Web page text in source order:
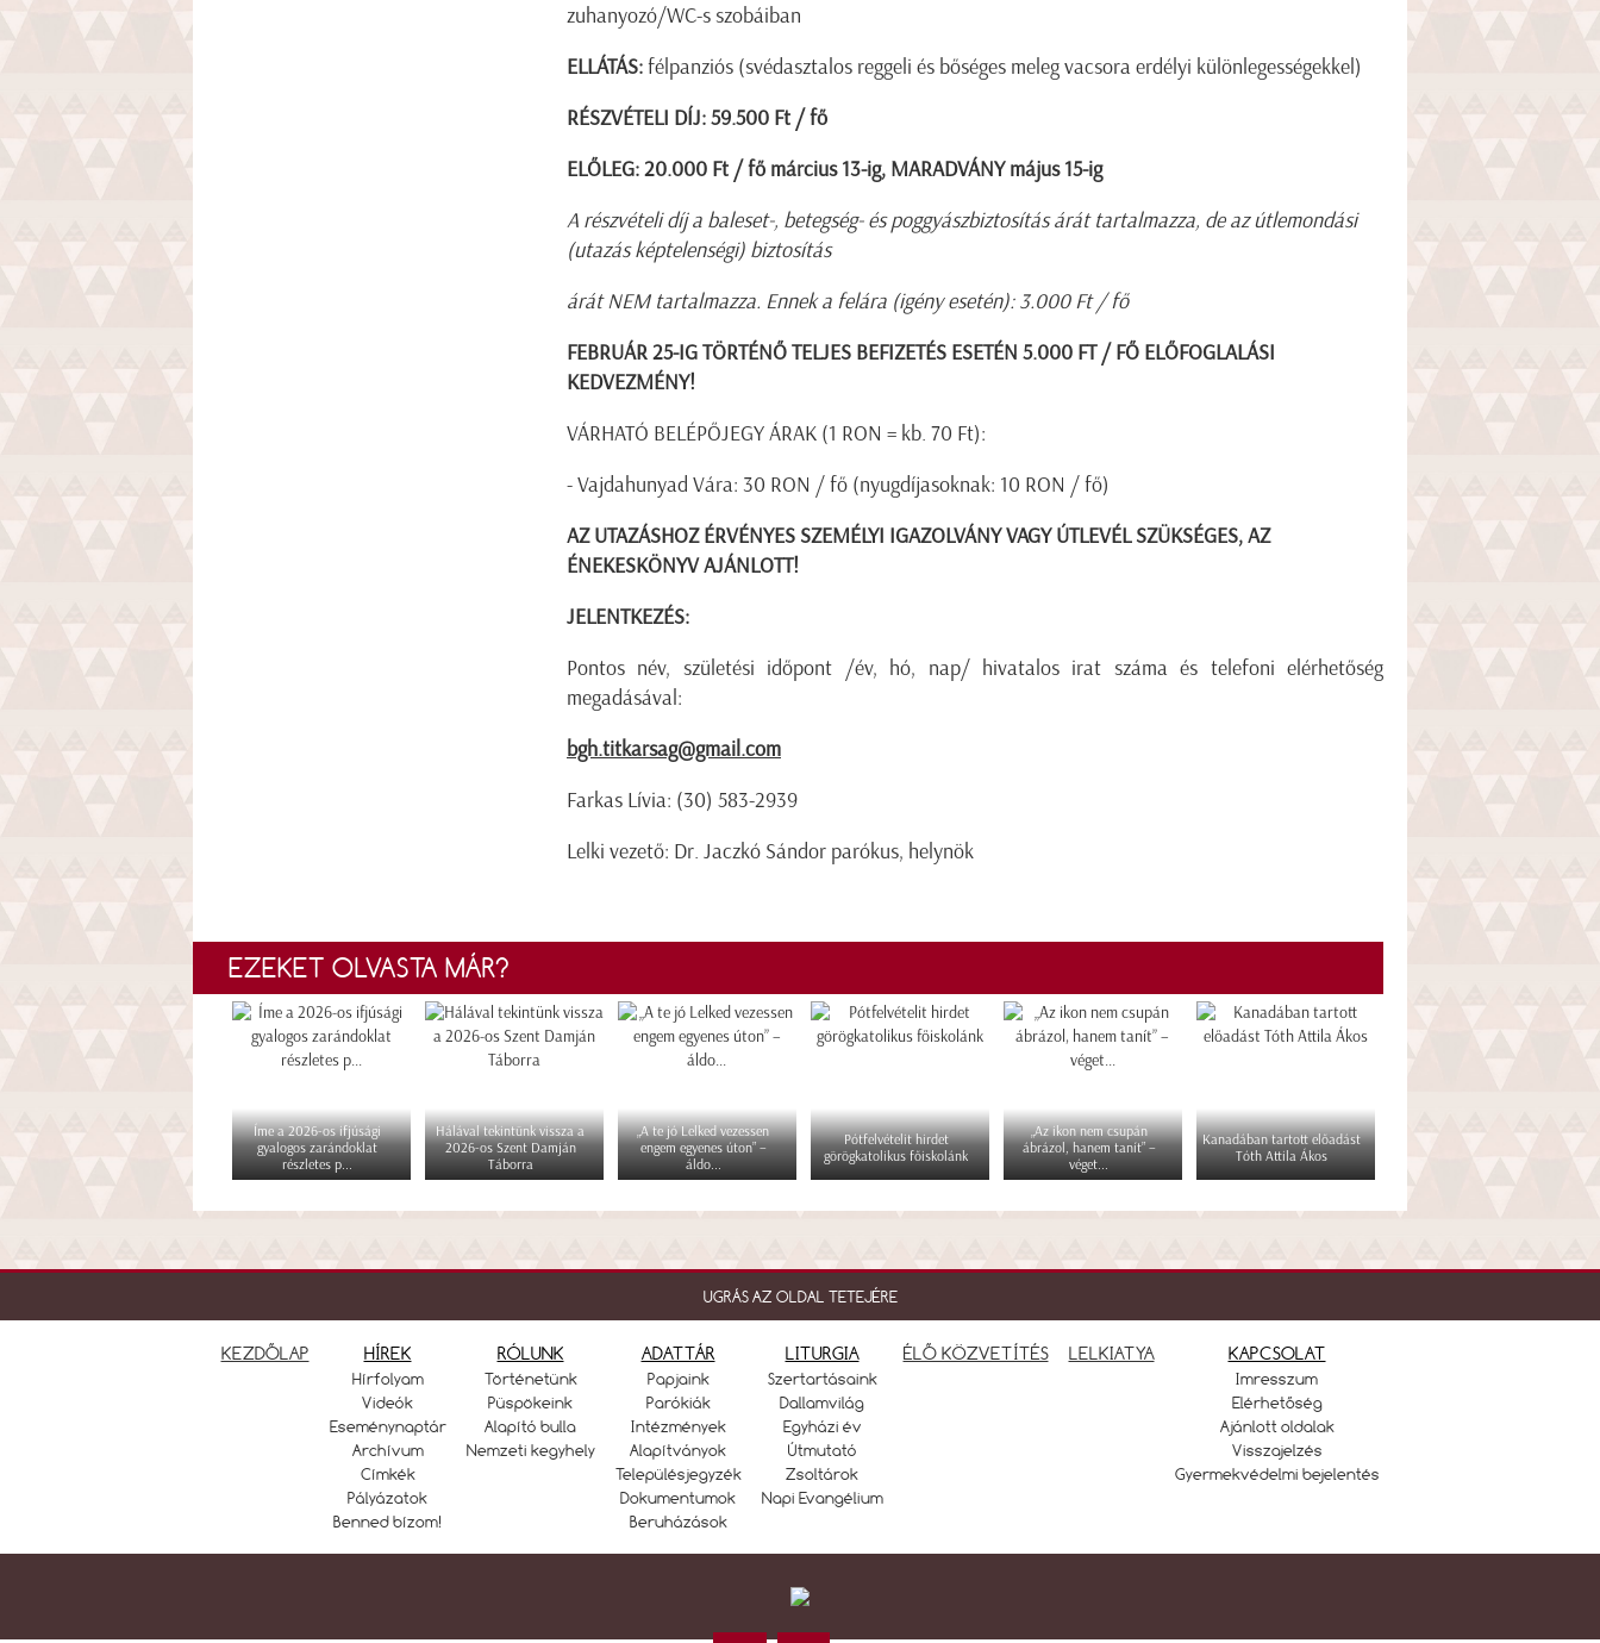
zuhanyozó/WC-s szobáiban
ELLÁTÁS:félpanziós (svédasztalos reggeli és bőséges meleg vacsora erdélyi különlegességekkel)
RÉSZVÉTELI DÍJ: 59.500 Ft / fő
ELŐLEG: 20.000 Ft / fő március 13-ig, MARADVÁNY május 15-ig
A részvételi díj a baleset-, betegség- és poggyászbiztosítás árát tartalmazza, de az útlemondási
(utazás képtelenségi) biztosítás
árát NEM tartalmazza. Ennek a felára (igény esetén): 3.000 Ft / fő
FEBRUÁR 25-IG TÖRTÉNŐ TELJES BEFIZETÉS ESETÉN 5.000 FT / FŐ ELŐFOGLALÁSI
KEDVEZMÉNY!
VÁRHATÓ BELÉPŐJEGY ÁRAK (1 RON = kb. 70 Ft):
- Vajdahunyad Vára: 30 RON / fő (nyugdíjasoknak: 10 RON / fő)
AZ UTAZÁSHOZ ÉRVÉNYES SZEMÉLYI IGAZOLVÁNY VAGY ÚTLEVÉL SZÜKSÉGES, AZ
ÉNEKESKÖNYV AJÁNLOTT!
JELENTKEZÉS:
Pontos név, születési időpont /év, hó, nap/ hivatalos irat száma és telefoni elérhetőség
megadásával:
bgh.titkarsag@gmail.com
Farkas Lívia: (30) 583-2939
Lelki vezető: Dr. Jaczkó Sándor parókus, helynök
EZEKET OLVASTA MÁR?
Íme a 2026-os ifjúsági
gyalogos zarándoklat
részletes p...
Hálával tekintünk vissza a
2026-os Szent Damján
Táborra
„A te jó Lelked vezessen
engem egyenes úton” –
áldo...
Pótfelvételit hirdet
görögkatolikus főiskolánk
„Az ikon nem csupán
ábrázol, hanem tanít” –
véget...
Kanadában tartott előadást
Tóth Attila Ákos
UGRÁS AZ OLDAL TETEJÉRE
KEZDŐLAP HÍREK
Hírfolyam
Videók
Eseménynaptár
Archívum
Címkék
Pályázatok
Benned bízom!
RÓLUNK
Történetünk
Püspökeink
Alapító bulla
Nemzeti kegyhely
ADATTÁR
Papjaink
Parókiák
Intézmények
Alapítványok
Településjegyzék
Dokumentumok
Beruházások
LITURGIA
Szertartásaink
Dallamvilág
Egyházi év
Útmutató
Zsoltárok
Napi Evangélium
ÉLŐ KÖZVETÍTÉS LELKIATYA KAPCSOLAT
Imresszum
Elérhetőség
Ajánlott oldalak
Visszajelzés
Gyermekvédelmi bejelentés